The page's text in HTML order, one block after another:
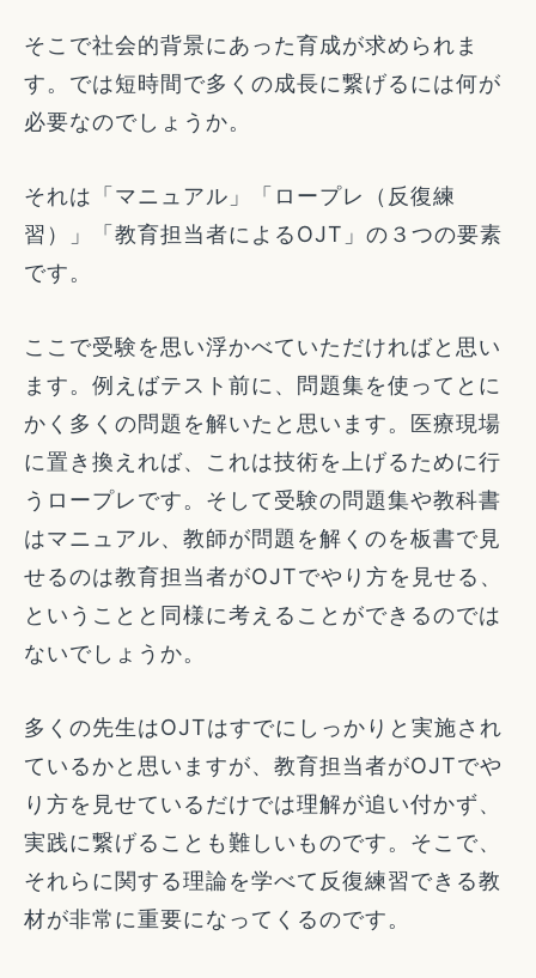
そこで社会的背景にあった育成が求められま
す。では短時間で多くの成長に繋げるには何が
必要なのでしょうか。
それは「マニュアル」「ロープレ（反復練
習）」「教育担当者によるOJT」の３つの要素
です。
ここで受験を思い浮かべていただければと思い
ます。例えばテスト前に、問題集を使ってとに
かく多くの問題を解いたと思います。医療現場
に置き換えれば、これは技術を上げるために行
うロープレです。そして受験の問題集や教科書
はマニュアル、教師が問題を解くのを板書で見
せるのは教育担当者がOJTでやり方を見せる、
ということと同様に考えることができるのでは
ないでしょうか。
多くの先生はOJTはすでにしっかりと実施され
ているかと思いますが、教育担当者がOJTでや
り方を見せているだけでは理解が追い付かず、
実践に繋げることも難しいものです。そこで、
それらに関する理論を学べて反復練習できる教
材が非常に重要になってくるのです。